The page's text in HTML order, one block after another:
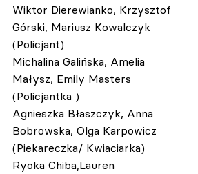
Wiktor Dierewianko, Krzysztof
Górski, Mariusz Kowalczyk
(Policjant)
Michalina Galińska, Amelia
Małysz, Emily Masters
(Policjantka )
Agnieszka Błaszczyk, Anna
Bobrowska, Olga Karpowicz
(Piekareczka/ Kwiaciarka)
Ryoka Chiba,Lauren